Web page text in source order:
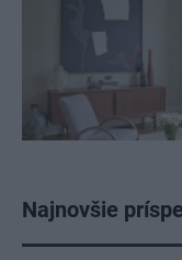
Najnovšie